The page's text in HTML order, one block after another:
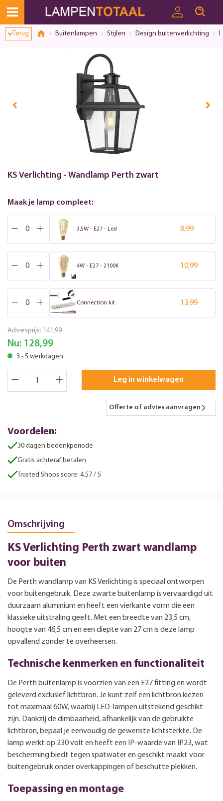
Terug Buitenlampen Stijlen Design buitenverlichting
KS Verlichting - Wandlamp Perth zwart
Maak je lamp compleet:
3,5W - E27 - Led 8,99
4W - E27 - 2100K 10,99
Connection kit 13,99
Adviesprijs: 141,99
Nu: 128,99
3 - 5 werkdagen
Leg in winkelwagen
Offerte of advies aanvragen
Voordelen:
30 dagen bedenkperiode
Gratis achteraf betalen
Trusted Shops score: 4.57 / 5
Omschrijving
KS Verlichting Perth zwart wandlamp
voor buiten
De Perth wandlamp van KS Verlichting is speciaal ontworpen
voor buitengebruik. Deze zwarte buitenlamp is vervaardigd uit
duurzaam aluminium en heeft een vierkante vorm die een
klassieke uitstraling geeft. Met een breedte van 23,5 cm,
hoogte van 46,5 cm en een diepte van 27 cm is deze lamp
opvallend zonder te overheersen.
Technische kenmerken en functionaliteit
De Perth buitenlamp is voorzien van een E27 fitting en wordt
geleverd exclusief lichtbron. Je kunt zelf een lichtbron kiezen
tot maximaal 60W, waarbij LED-lampen uitstekend geschikt
zijn. Dankzij de dimbaarheid, afhankelijk van de gebruikte
lichtbron, bepaal je eenvoudig de gewenste lichtsterkte. De
lamp werkt op 230 volt en heeft een IP-waarde van IP23, wat
bescherming biedt tegen spatwater en geschikt maakt voor
buitengebruik onder overkappingen of beschutte plekken.
Toepassing en montage